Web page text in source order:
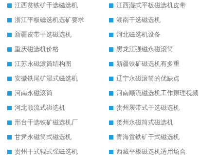
江西贫铁矿干选磁选机
江西湿式平板磁选机皮带
浙江平板磁选机选矿要求
湖南干选磁选机
新疆皮带干选磁选机
河北磁选机设备
重庆磁选机价格
黑龙江强磁永磁滚筒
江苏永磁滚筒结构图
新疆铁矿磁选机有多重
安徽铁尾矿湿式磁选机
辽宁永磁滚筒的优缺点
河南永磁滚筒
河南顺流磁选机工作原理视频
河北顺流式磁选机
贵州履带式干选磁选机
邢台干选铁矿磁选机厂
贺州永磁筒式磁选机
甘肃永磁筒式磁选机
青海贫铁矿干式磁选机
贵州干式辊式强磁选机
西藏平板磁选机适用场合